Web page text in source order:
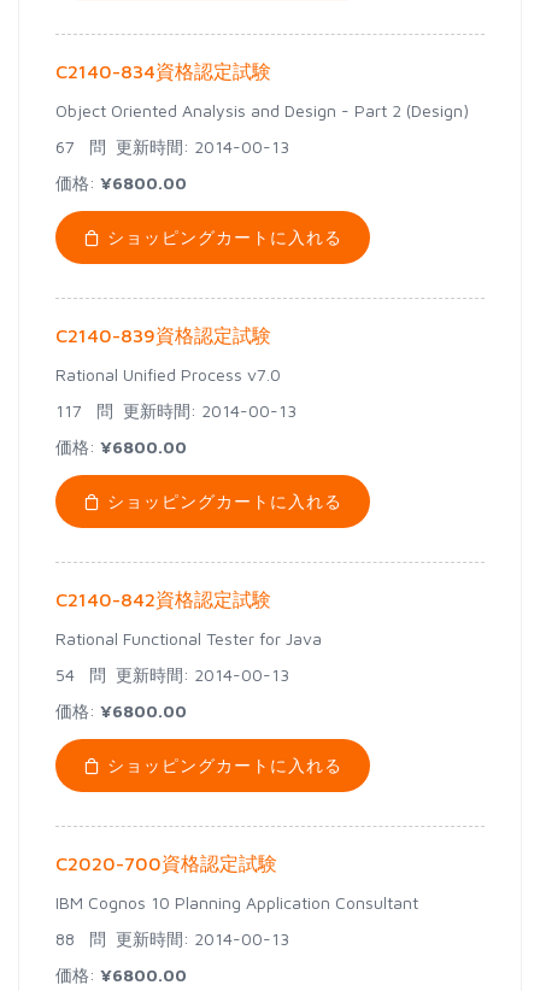
C2140-834資格認定試験
Object Oriented Analysis and Design - Part 2 (Design)
67 問 更新時間: 2014-00-13
価格: ¥6800.00
ショッピングカートに入れる
C2140-839資格認定試験
Rational Unified Process v7.0
117 問 更新時間: 2014-00-13
価格: ¥6800.00
ショッピングカートに入れる
C2140-842資格認定試験
Rational Functional Tester for Java
54 問 更新時間: 2014-00-13
価格: ¥6800.00
ショッピングカートに入れる
C2020-700資格認定試験
IBM Cognos 10 Planning Application Consultant
88 問 更新時間: 2014-00-13
価格: ¥6800.00